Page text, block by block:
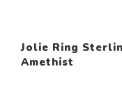
Jolie Ring
Amethist